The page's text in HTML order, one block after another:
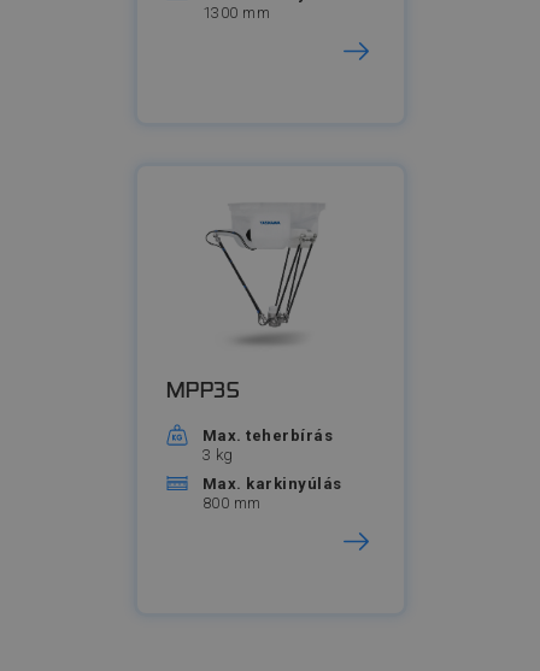
1300 mm
MPP3S
Max. teherbírás
3 kg
Max. karkinyúlás
800 mm